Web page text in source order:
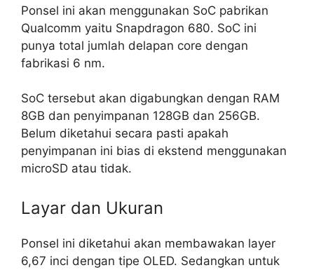
Ponsel ini akan menggunakan SoC pabrikan
Qualcomm yaitu Snapdragon 680. SoC ini
punya total jumlah delapan core dengan
fabrikasi 6 nm.
SoC tersebut akan digabungkan dengan RAM
8GB dan penyimpanan 128GB dan 256GB.
Belum diketahui secara pasti apakah
penyimpanan ini bias di ekstend menggunakan
microSD atau tidak.
Layar dan Ukuran
Ponsel ini diketahui akan membawakan layer
6,67 inci dengan tipe OLED. Sedangkan untuk